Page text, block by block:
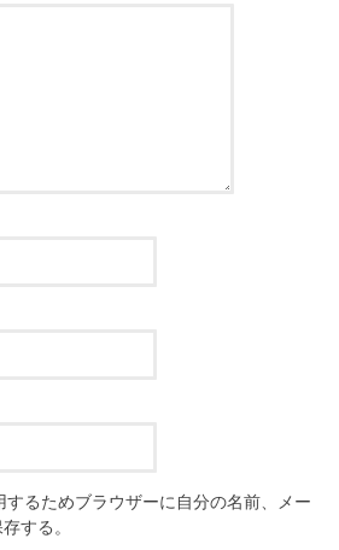
するためブラウザーに自分の名前、メー
する。